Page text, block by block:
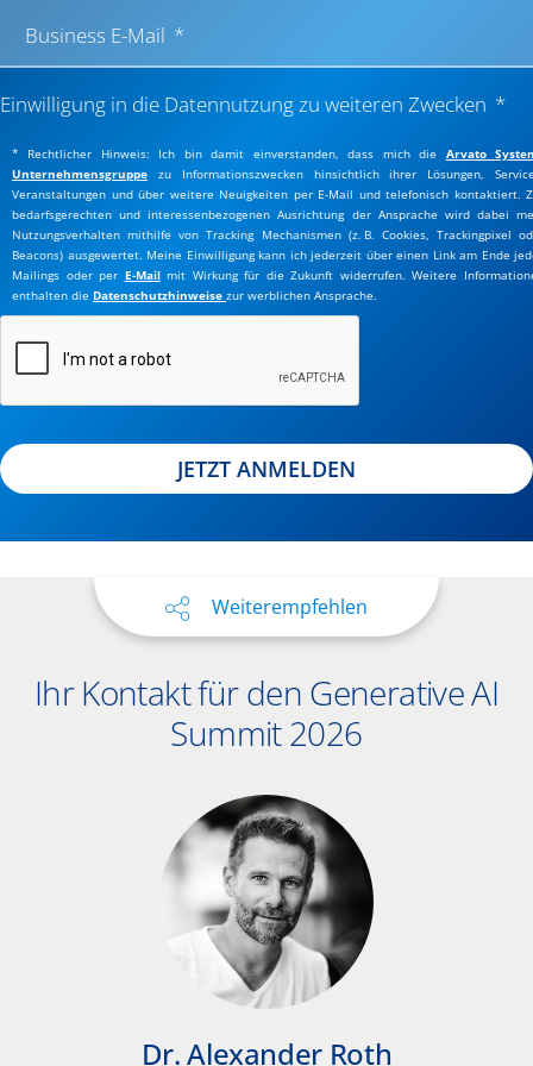
Business E-Mail
Einwilligung in die Datennutzung zu weiteren Zwecken
* Rechtlicher Hinweis: Ich bin damit einverstanden, dass mich die Arvato
Unternehmensgruppe zu Informationszwecken hinsichtlich ihrer Lösungen,
Veranstaltungen und über weitere Neuigkeiten per E-Mail und telefonisch kontaktiert.
bedarfsgerechten und interessenbezogenen Ausrichtung der Ansprache wird dabei
Nutzungsverhalten mithilfe von Tracking Mechanismen (z. B. Cookies, Trackingpixel
Beacons) ausgewertet. Meine Einwilligung kann ich jederzeit über einen Link am Ende
Mailings oder per E-Mailmit Wirkung für die Zukunft widerrufen. Weitere
enthalten die Datenschutzhinweise zur werblichen Ansprache.
JETZT ANMELDEN
Weiterempfehlen
Ihr Kontakt für den Generative AI
Summit 2026
Dr. Alexander Roth